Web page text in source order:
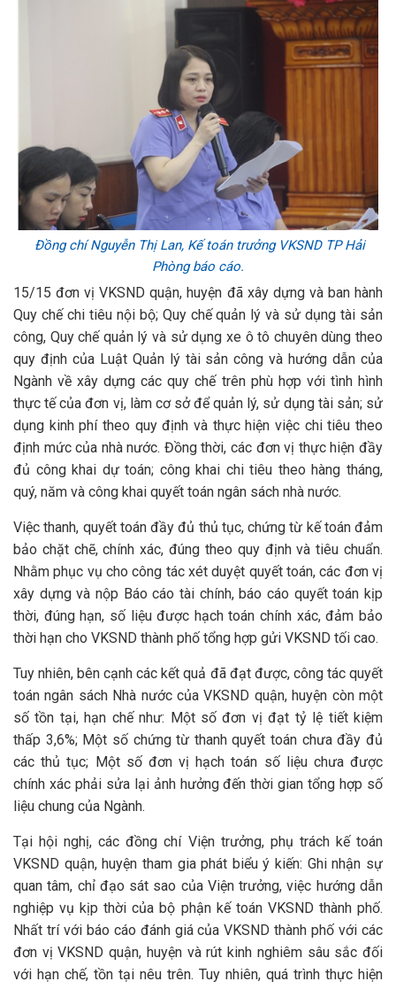
Đồng chí Nguyễn Thị Lan, Kế toán trưởng VKSND TP Hải
Phòng báo cáo.
15/15 đơn vị VKSND quận, huyện đã xây dựng và ban hành
Quy chế chi tiêu nội bộ; Quy chế quản lý và sử dụng tài sản
công, Quy chế quản lý và sử dụng xe ô tô chuyên dùng theo
quy định của Luật Quản lý tài sản công và hướng dẫn của
Ngành về xây dựng các quy chế trên phù hợp với tình hình
thực tế của đơn vị, làm cơ sở để quản lý, sử dụng tài sản; sử
dụng kinh phí theo quy định và thực hiện việc chi tiêu theo
định mức của nhà nước. Đồng thời, các đơn vị thực hiện đầy
đủ công khai dự toán; công khai chi tiêu theo hàng tháng,
quý, năm và công khai quyết toán ngân sách nhà nước.
Việc thanh, quyết toán đầy đủ thủ tục, chứng từ kế toán đảm
bảo chặt chẽ, chính xác, đúng theo quy định và tiêu chuẩn.
Nhằm phục vụ cho công tác xét duyệt quyết toán, các đơn vị
xây dựng và nộp Báo cáo tài chính, báo cáo quyết toán kịp
thời, đúng hạn, số liệu được hạch toán chính xác, đảm bảo
thời hạn cho VKSND thành phố tổng hợp gửi VKSND tối cao.
Tuy nhiên, bên cạnh các kết quả đã đạt được, công tác quyết
toán ngân sách Nhà nước của VKSND quận, huyện còn một
số tồn tại, hạn chế như: Một số đơn vị đạt tỷ lệ tiết kiệm
thấp 3,6%; Một số chứng từ thanh quyết toán chưa đầy đủ
các thủ tục; Một số đơn vị hạch toán số liệu chưa được
chính xác phải sửa lại ảnh hưởng đến thời gian tổng hợp số
liệu chung của Ngành.
Tại hội nghị, các đồng chí Viện trưởng, phụ trách kế toán
VKSND quận, huyện tham gia phát biểu ý kiến: Ghi nhận sự
quan tâm, chỉ đạo sát sao của Viện trưởng, việc hướng dẫn
nghiệp vụ kịp thời của bộ phận kế toán VKSND thành phố.
Nhất trí với báo cáo đánh giá của VKSND thành phố với các
đơn vị VKSND quận, huyện và rút kinh nghiêm sâu sắc đối
với hạn chế, tồn tại nêu trên. Tuy nhiên, quá trình thực hiện